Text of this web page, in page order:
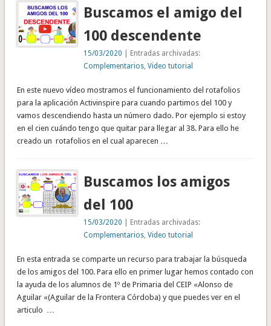
Buscamos el amigo del
100 descendente
15/03/2020 | Entradas archivadas:
Complementarios ,Video tutorial
En este nuevo vídeo mostramos el funcionamiento del rotafolios
para la aplicación Activinspire para cuando partimos del 100 y
vamos descendiendo hasta un número dado. Por ejemplo si estoy
en el cien cuándo tengo que quitar para llegar al 38. Para ello he
creado un rotafolios en el cual aparecen …
Buscamos los amigos
del 100
15/03/2020 | Entradas archivadas:
Complementarios ,Video tutorial
En esta entrada se comparte un recurso para trabajar la búsqueda
de los amigos del 100. Para ello en primer lugar hemos contado con
la ayuda de los alumnos de 1º de Primaria del CEIP «Alonso de
Aguilar «(Aguilar de la Frontera Córdoba) y que puedes ver en el
articulo …